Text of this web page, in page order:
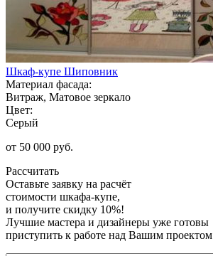
Шкаф-купе Шиповник
Материал фасада:
Витраж, Матовое зеркало
Цвет:
Серый
от 50 000 руб.
Рассчитать
Оставьте заявку на расчёт
стоимости шкафа-купе,
и получите скидку 10%!
Лучшие мастера и дизайнеры уже готовы
приступить к работе над Вашим проектом